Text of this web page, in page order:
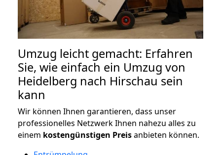
Umzug leicht gemacht: Erfahren
Sie, wie einfach ein Umzug von
Heidelberg nach Hirschau sein
kann
Wir können Ihnen garantieren, dass unser
professionelles Netzwerk Ihnen nahezu alles zu
einem kostengünstigen Preisanbieten können.